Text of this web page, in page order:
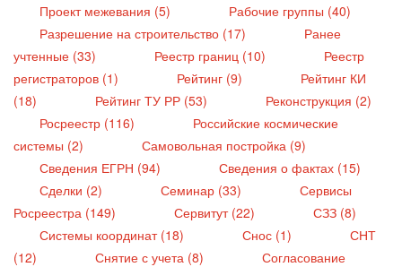
Проект межевания (5)
Рабочие группы (40)
Разрешение на строительство (17)
Ранее
учтенные (33)
Реестр границ (10)
Реестр
регистраторов (1)
Рейтинг (9)
Рейтинг КИ
(18)
Рейтинг ТУ РР (53)
Реконструкция (2)
Росреестр (116)
Российские космические
системы (2)
Самовольная постройка (9)
Сведения ЕГРН (94)
Сведения о фактах (15)
Сделки (2)
Семинар (33)
Сервисы
Росреестра (149)
Сервитут (22)
СЗЗ (8)
Системы координат (18)
Снос (1)
СНТ
(12)
Снятие с учета (8)
Согласование